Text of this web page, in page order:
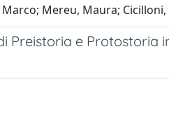
Mereu, Maura;
Preistoria e Protostoria